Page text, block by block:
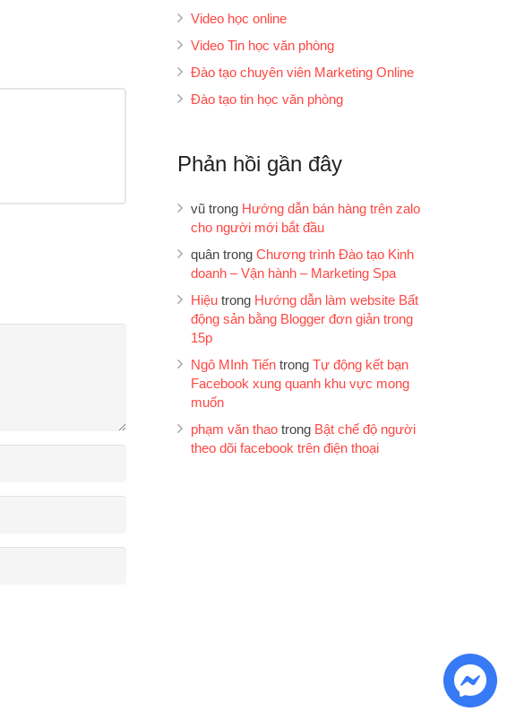
Video học online
Video Tin học văn phòng
Đào tạo chuyên viên Marketing Online
Đào tạo tin học văn phòng
Phản hồi gần đây
vũ trong Hướng dẫn bán hàng trên zalo
cho người mới bắt đầu
quân trong Chương trình Đào tạo Kinh
doanh – Vận hành – Marketing Spa
Hiệu trong Hướng dẫn làm website Bất
động sản bằng Blogger đơn giản trong
15p
Ngô MInh Tiến trong Tự động kết bạn
Facebook xung quanh khu vực mong
muốn
phạm văn thao trong Bật chế độ người
theo dõi facebook trên điện thoại